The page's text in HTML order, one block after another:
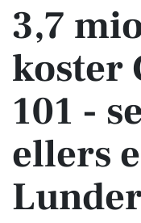
3,7
koster
101 -
ellers